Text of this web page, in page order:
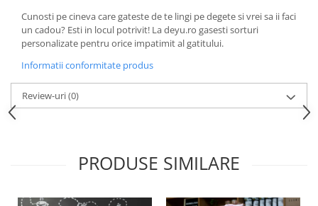
Cunosti pe cineva care gateste de te lingi pe degete si vrei sa ii faci
un cadou? Esti in locul potrivit! La deyu.ro gasesti sorturi
personalizate pentru orice impatimit al gatitului.
Informatii conformitate produs
Review-uri(0)
PRODUSE SIMILARE